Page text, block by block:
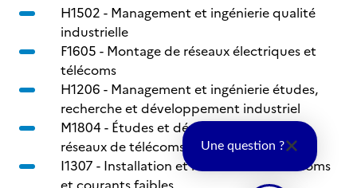
H1502 - Management et ingénierie qualité
industrielle
F1605 - Montage de réseaux électriques et
télécoms
H1206 - Management et ingénierie études,
recherche et développement industriel
M1804 - Études et développement de
réseaux de télécoms
I1307 - Installation et maintenance télécoms
Une question ?